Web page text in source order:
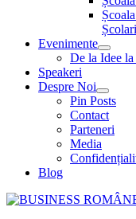
Școlari
Evenimente
De la Idee
Speakeri
Despre Noi
Pin Posts
Contact
Parteneri
Media
Blog